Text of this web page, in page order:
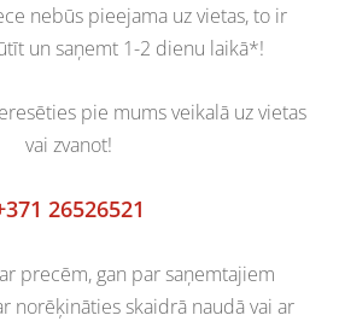
nebūs pieejama uz vietas, to ir
un saņemt 1-2 dienu laikā*!
pie mums veikalā uz vietas
vai zvanot!
26526521
precēm, gan par saņemtajiem
norēķināties skaidrā naudā vai ar